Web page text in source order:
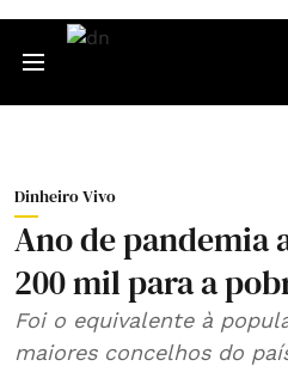
Dinheiro Vivo
Ano de pandemia
200 mil para a
Foi o equivalente à
maiores concelhos do